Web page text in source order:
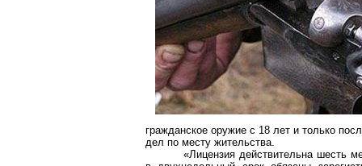
гражданское оружие с 18 лет и только
дел по месту жительства.
«Лицензия действительна шесть